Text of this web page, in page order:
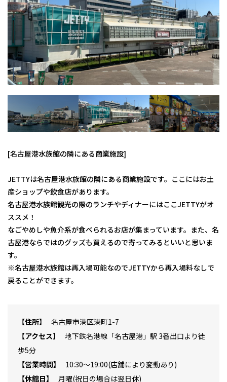
[名古屋港水族館の隣にある商業施設]
JETTYは名古屋港水族館の隣にある商業施設です。ここにはお土
産ショップや飲食店があります。
名古屋港水族館観光の際のランチやディナーにはここJETTYがオ
ススメ！
なごやめしや魚介系が食べられるお店が集まっています。また、名
古屋港ならではのグッズも買えるので寄ってみるといいと思いま
す。
※名古屋港水族館は再入場可能なのでJETTYから再入場料なしで
戻ることができます。
住所
名古屋市港区港町1-7
アクセス
地下鉄名港線「名古屋港」駅 3番出口より徒
歩5分
営業時間
10:30～19:00(店舗により変動あり)
休館日
月曜(祝日の場合は翌日休)